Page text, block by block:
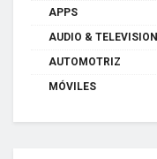
APPS
AUDIO & TELEVISION
AUTOMOTRIZ
MÓVILES